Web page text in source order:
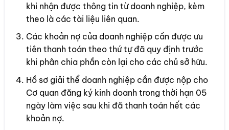
khi nhận được thông tin từ doanh nghiệp, kèm
theo là các tài liệu liên quan.
Các khoản nợ của doanh nghiệp cần được ưu
tiên thanh toán theo thứ tự đã quy định trước
khi phân chia phần còn lại cho các chủ sở hữu.
Hồ sơ giải thể doanh nghiệp cần được nộp cho
Cơ quan đăng ký kinh doanh trong thời hạn 05
ngày làm việc sau khi đã thanh toán hết các
khoản nợ.